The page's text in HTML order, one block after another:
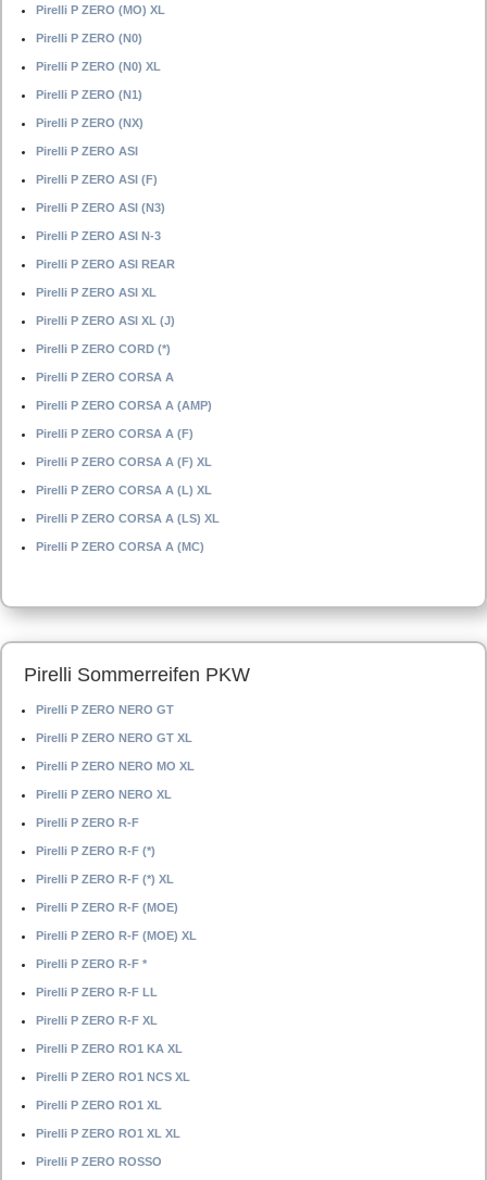
Pirelli P ZERO (MO) XL
Pirelli P ZERO (N0)
Pirelli P ZERO (N0) XL
Pirelli P ZERO (N1)
Pirelli P ZERO (NX)
Pirelli P ZERO ASI
Pirelli P ZERO ASI (F)
Pirelli P ZERO ASI (N3)
Pirelli P ZERO ASI N-3
Pirelli P ZERO ASI REAR
Pirelli P ZERO ASI XL
Pirelli P ZERO ASI XL (J)
Pirelli P ZERO CORD (*)
Pirelli P ZERO CORSA A
Pirelli P ZERO CORSA A (AMP)
Pirelli P ZERO CORSA A (F)
Pirelli P ZERO CORSA A (F) XL
Pirelli P ZERO CORSA A (L) XL
Pirelli P ZERO CORSA A (LS) XL
Pirelli P ZERO CORSA A (MC)
Pirelli Sommerreifen PKW
Pirelli P ZERO NERO GT
Pirelli P ZERO NERO GT XL
Pirelli P ZERO NERO MO XL
Pirelli P ZERO NERO XL
Pirelli P ZERO R-F
Pirelli P ZERO R-F (*)
Pirelli P ZERO R-F (*) XL
Pirelli P ZERO R-F (MOE)
Pirelli P ZERO R-F (MOE) XL
Pirelli P ZERO R-F *
Pirelli P ZERO R-F LL
Pirelli P ZERO R-F XL
Pirelli P ZERO RO1 KA XL
Pirelli P ZERO RO1 NCS XL
Pirelli P ZERO RO1 XL
Pirelli P ZERO RO1 XL XL
Pirelli P ZERO ROSSO